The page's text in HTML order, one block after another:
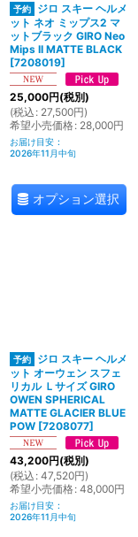
ジロ スキー ヘルメ
ット ネオ ミップス2 マ
ットブラック GIRO Neo
Mips II MATTE BLACK
[7208019]
25,000円(税別)
(税込 : 27,500円)
希望小売価格: 28,000円
お届け目安 :
2026年11月中旬
オプション選択
ジロ スキー ヘルメ
ット オーウェン スフェ
リカル Ｌサイズ GIRO
OWEN SPHERICAL
MATTE GLACIER BLUE
POW [7208077]
43,200円(税別)
(税込 : 47,520円)
希望小売価格: 48,000円
お届け目安 :
2026年11月中旬